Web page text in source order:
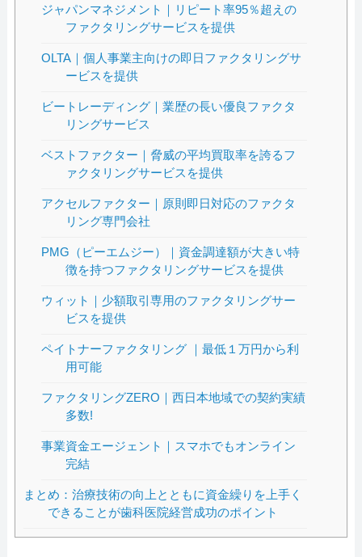
ジャパンマネジメント｜リピート率95％超えの
ファクタリングサービスを提供
OLTA｜個人事業主向けの即日ファクタリングサ
ービスを提供
ビートレーディング｜業歴の長い優良ファクタ
リングサービス
ベストファクター｜脅威の平均買取率を誇るフ
ァクタリングサービスを提供
アクセルファクター｜原則即日対応のファクタ
リング専門会社
PMG（ピーエムジー）｜資金調達額が大きい特
徴を持つファクタリングサービスを提供
ウィット｜少額取引専用のファクタリングサー
ビスを提供
ペイトナーファクタリング ｜最低１万円から利
用可能
ファクタリングZERO｜西日本地域での契約実績
多数!
事業資金エージェント｜スマホでもオンライン
完結
まとめ：治療技術の向上とともに資金繰りを上手く
できることが歯科医院経営成功のポイント